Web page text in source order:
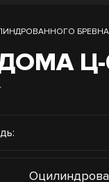
БРЕВНА
Ц-